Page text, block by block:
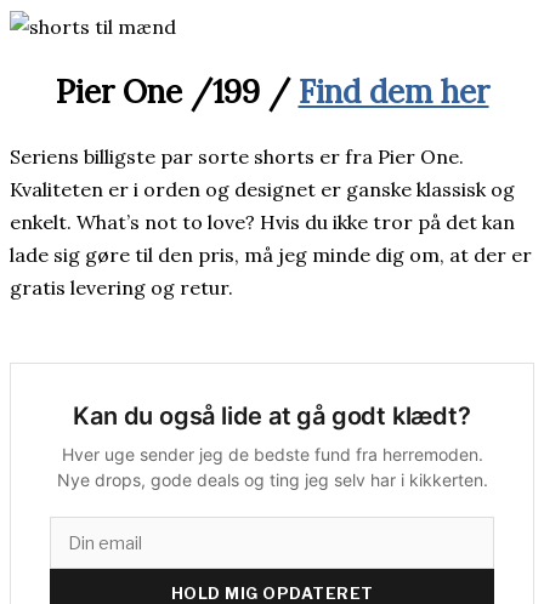
Pier One /199 / Find dem her
Seriens billigste par sorte shorts er fra Pier One.
Kvaliteten er i orden og designet er ganske klassisk og
enkelt. What’s not to love? Hvis du ikke tror på det kan
lade sig gøre til den pris, må jeg minde dig om, at der er
gratis levering og retur.
Kan du også lide at gå godt klædt?
Hver uge sender jeg de bedste fund fra herremoden.
Nye drops, gode deals og ting jeg selv har i kikkerten.
HOLD MIG OPDATERET